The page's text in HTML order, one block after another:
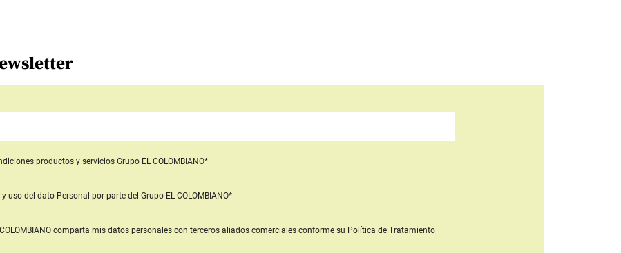
productos y servicios Grupo EL COLOMBIANO*
uso del dato Personal por parte del Grupo EL COLOMBIANO*
comparta mis datos personales con terceros aliados comercialesconforme su Política de Tratamiento